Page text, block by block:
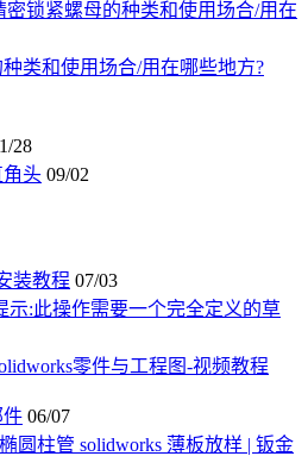
密锁紧螺母的种类和使用场合/用在
类和使用场合/用在哪些地方?
28
头 09/02
装教程 07/03
示:此操作需要一个完全定义的草
零件与工程图-视频教程
件 06/07
圆柱管 solidworks 薄板放样 | 钣金